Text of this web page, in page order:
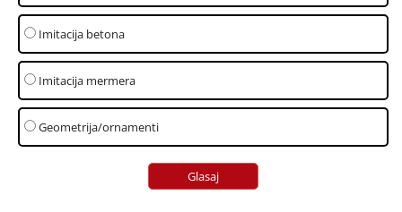
Imitacija betona
Imitacija mermera
Geometrija/ornamenti